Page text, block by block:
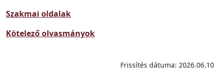
Szakmai oldalak
Kötelező olvasmányok
Frissítés dátuma: 2026.06.10